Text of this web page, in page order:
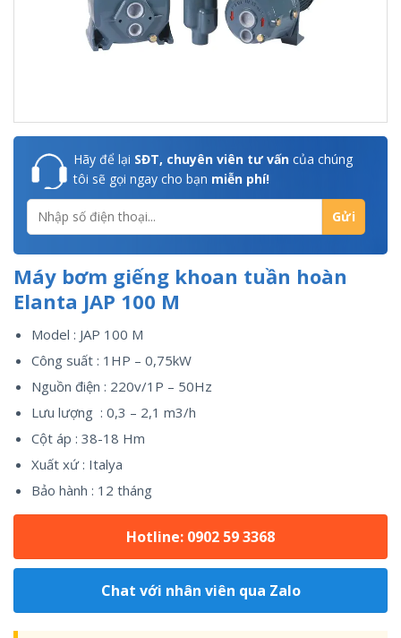
Hãy để lại SĐT, chuyên viên tư vấn của chúng
tôi sẽ gọi ngay cho bạn miễn phí!
Máy bơm giếng khoan tuần hoàn
Elanta JAP 100 M
Model : JAP 100 M
Công suất : 1HP – 0,75kW
Nguồn điện : 220v/1P – 50Hz
Lưu lượng : 0,3 – 2,1 m3/h
Cột áp : 38-18 Hm
Xuất xứ : Italya
Bảo hành : 12 tháng
Hotline: 0902 59 3368
Chat với nhân viên qua Zalo